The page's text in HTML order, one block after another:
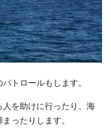
トロールもします。
を助けに行ったり、海
ったりします。